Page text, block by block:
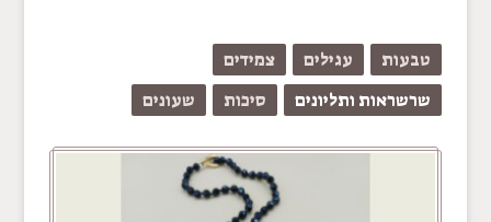
טבעות עגילים
צמידים
שרשראות ותליונים
סיכות שעונים